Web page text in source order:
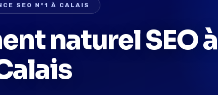
SEO N°1 À CALAIS
naturel SEO à